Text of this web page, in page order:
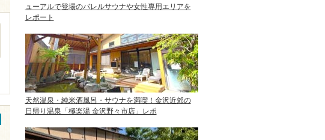
ューアルで登場のバレルサウナや女性専用エリアを
レポート
天然温泉・純米酒風呂・サウナを満喫！金沢近郊の
日帰り温泉「極楽湯 金沢野々市店」レポ